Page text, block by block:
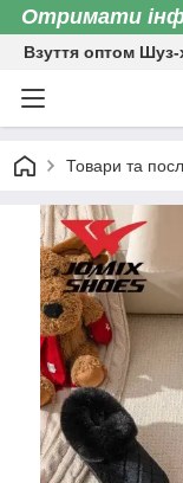
Отримати
Взуття оптом Шуз-
Товари та